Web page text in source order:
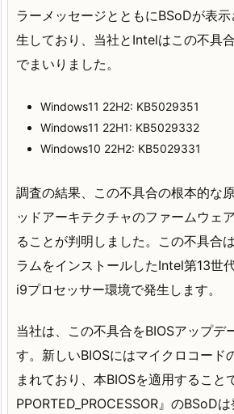
ラーメッセージとともにBSoDが表
生しており、当社とIntelはこの不具
でまいりました。
Windows11 22H2: KB5029351
Windows11 22H1: KB5029332
Windows10 22H2: KB5029331
調査の結果、この不具合の根本的な
ッドアーキテクチャのファームウェ
ることが判明しました。この不具合
ラムをインストールしたIntel第13世
i9プロセッサー環境で発生します。
当社は、この不具合をBIOSアップデ
す。新しいBIOSにはマイクロコード
まれており、本BIOSを適用すること
PPORTED_PROCESSOR』のBSoD